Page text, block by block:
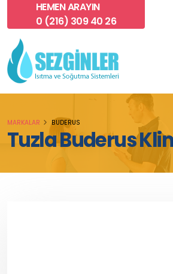
HEMEN ARAYIN
0 (216) 309 40 26
Tuzla Buderus
MARKALAR BUDERUS